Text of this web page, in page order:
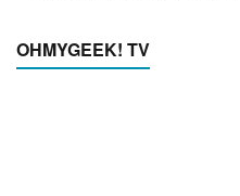
OHMYGEEK! TV